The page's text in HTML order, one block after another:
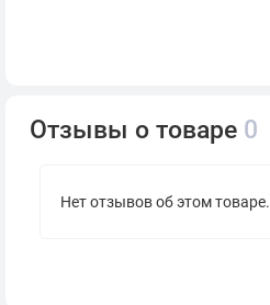
Отзывы о товаре 0
Нет отзывов об этом товаре.